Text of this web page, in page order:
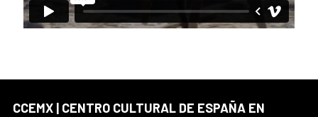
CCEMX | CENTRO CULTURAL DE ESPAÑA EN